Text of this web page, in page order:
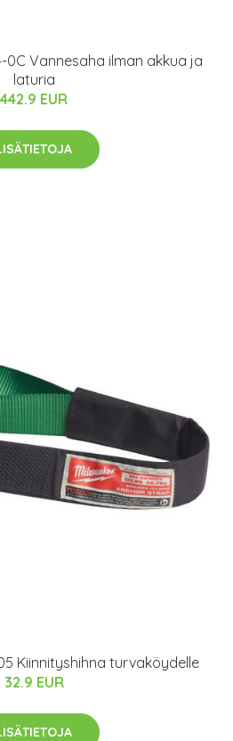
0C Vannesaha ilman akkua ja
laturia
442.9 EUR
Kiinnityshihna turvaköydelle
32.9 EUR